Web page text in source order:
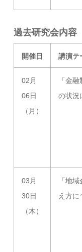
過去研究会内
開催日 講演テ
02月
06日
（月）
「金
の状況
03月
30日
（木）
「地
え方に